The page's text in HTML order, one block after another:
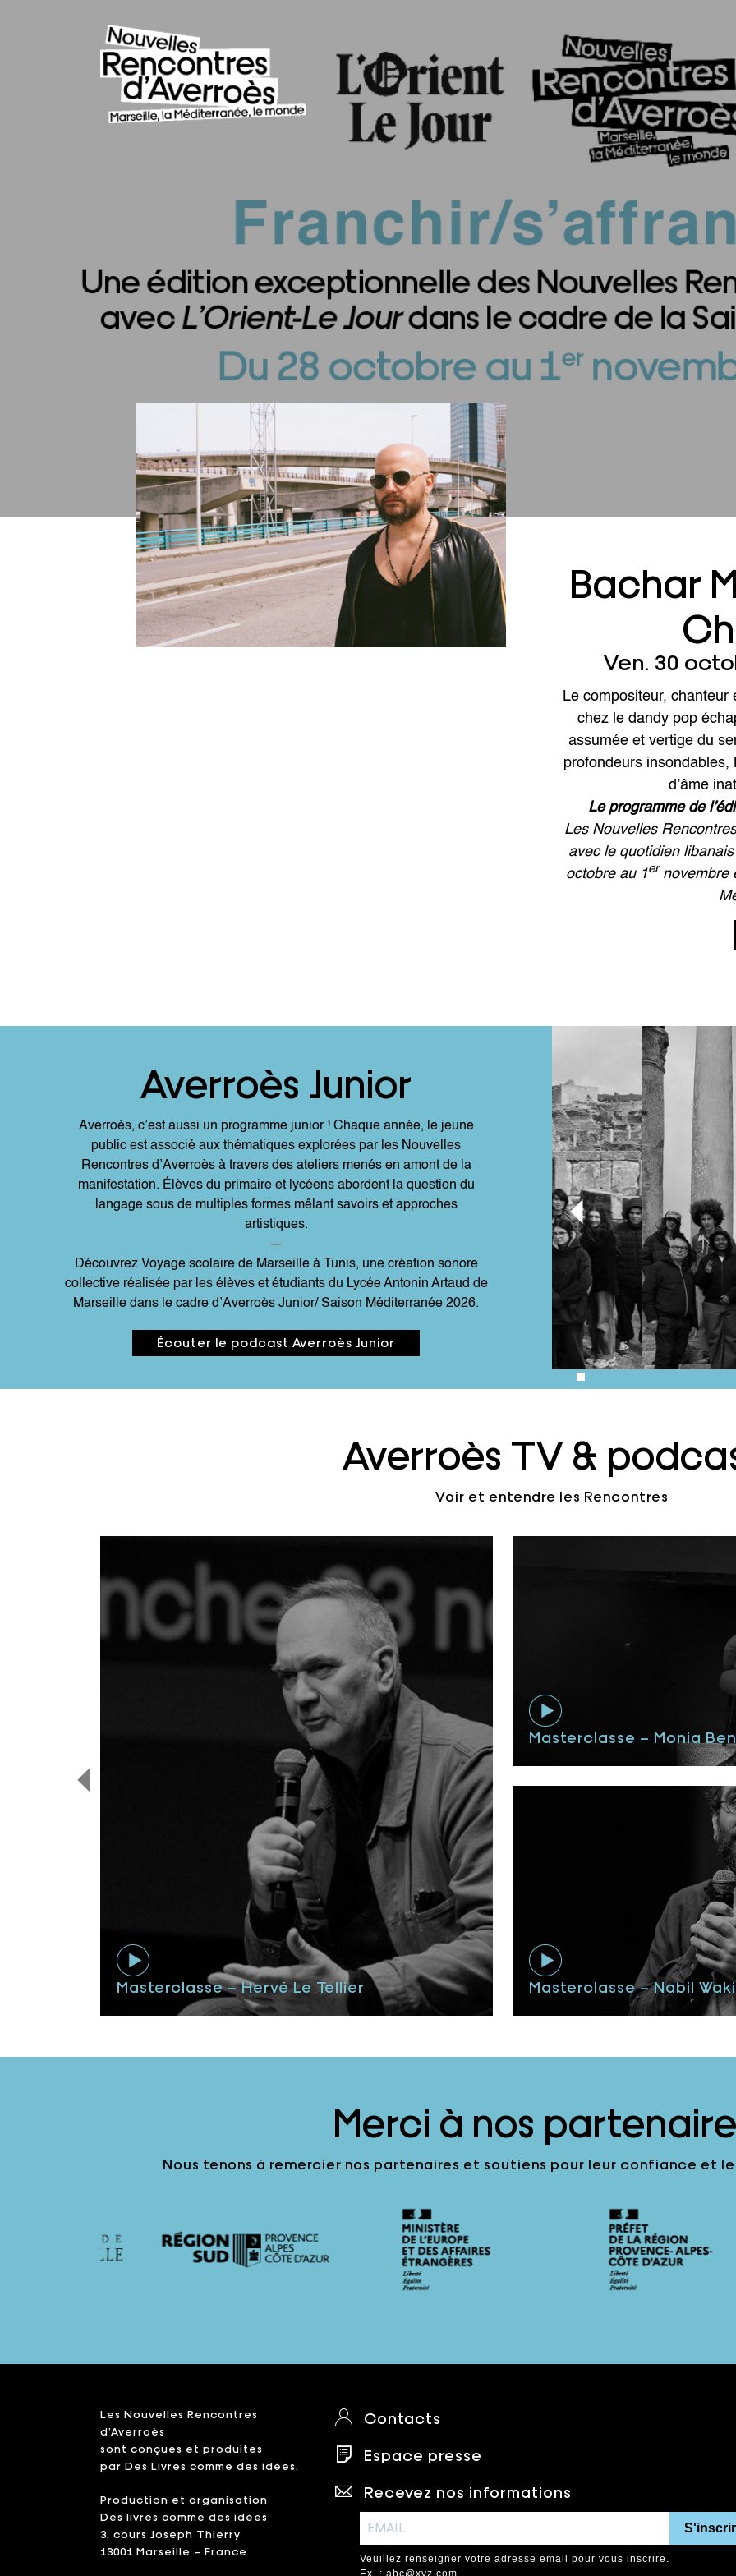
Bachar
Ven. 30
Le compositeur, chanteur
chez le dandy pop
assumée et vertige du
profondeurs
d’âme
Le programme de
Les Nouvelles
avec le quotidien
octobre au 1er novembre
Averroès Junior
Averroès, c’est aussi un programme junior ! Chaque année, le jeune
public est associé aux thématiques explorées par les Nouvelles
Rencontres d’Averroès à travers des ateliers menés en amont de la
manifestation. Élèves du primaire et lycéens abordent la question du
langage sous de multiples formes mêlant savoirs et approches
artistiques.
—
Découvrez Voyage scolaire de Marseille à Tunis, une création sonore
collective réalisée par les élèves et étudiants du Lycée Antonin Artaud de
Marseille dans le cadre d’Averroès Junior/ Saison Méditerranée 2026.
Écouter le podcast Averroès Junior
Averroès TV &
Voir et entendre les Rencontres
Masterclasse – Hervé Le Tellier
Masterclasse – Monia
Masterclasse – Nabil
Merci à nos
Nous tenons à remercier nos partenaires et soutiens pour leur confiance et
Les Nouvelles Rencontres
d’Averroès
sont conçues et produites
par Des Livres comme des idées.
Production et organisation
Des livres comme des idées
3, cours Joseph Thierry
13001 Marseille – France
Contacts
Espace presse
Recevez nos informations
Veuillez renseigner votre adresse email pour vous inscrire.
Ex. : abc@xyz.com